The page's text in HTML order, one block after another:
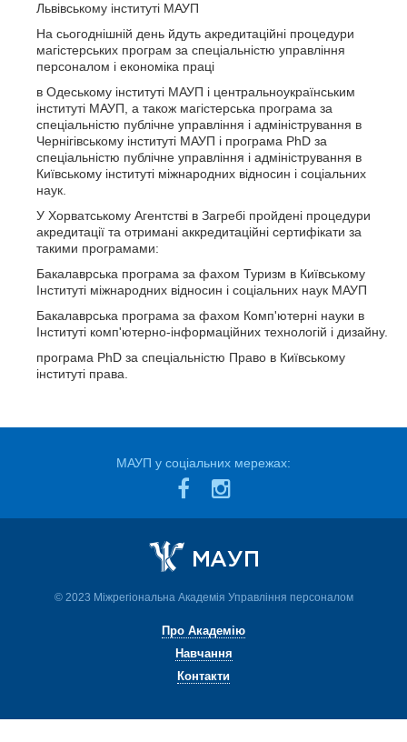
Львівському інституті МАУП
На сьогоднішній день йдуть акредитаційні процедури
магістерських програм за спеціальністю управління
персоналом і економіка праці
в Одеському інституті МАУП і центральноукраїнським
інституті МАУП, а також магістерська програма за
спеціальністю публічне управління і адміністрування в
Чернігівському інституті МАУП і програма PhD за
спеціальністю публічне управління і адміністрування в
Київському інституті міжнародних відносин і соціальних
наук.
У Хорватському Агентстві в Загребі пройдені процедури
акредитації та отримані аккредитаційні сертифікати за
такими програмами:
Бакалаврська програма за фахом Туризм в Київському
Інституті міжнародних відносин і соціальних наук МАУП
Бакалаврська програма за фахом Комп'ютерні науки в
Інституті комп'ютерно-інформаційних технологій і дизайну.
програма PhD за спеціальністю Право в Київському
інституті права.
МАУП у соціальних мережах:
© 2023 Міжрегіональна Академія Управління персоналом
Про Академію
Навчання
Контакти